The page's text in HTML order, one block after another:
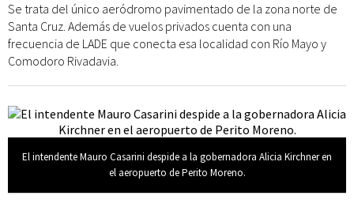
Se trata del único aeródromo pavimentado de la zona norte de
Santa Cruz. Además de vuelos privados cuenta con una
frecuencia de LADE que conecta esa localidad con Río Mayo y
Comodoro Rivadavia.
El intendente Mauro Casarini despide a la gobernadora Alicia Kirchner en
el aeropuerto de Perito Moreno.